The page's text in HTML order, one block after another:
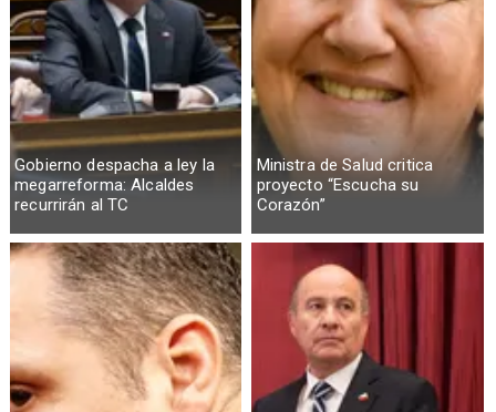
Gobierno despacha a ley la
megarreforma: Alcaldes
recurrirán al TC
Ministra de Salud critica
proyecto “Escucha su
Corazón”